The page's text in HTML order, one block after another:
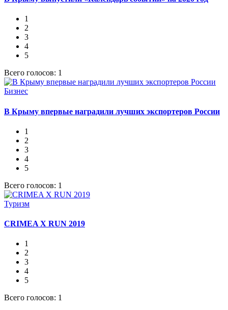
1
2
3
4
5
Всего голосов: 1
Бизнес
В Крыму впервые наградили лучших экспортеров России
1
2
3
4
5
Всего голосов: 1
Туризм
CRIMEA X RUN 2019
1
2
3
4
5
Всего голосов: 1